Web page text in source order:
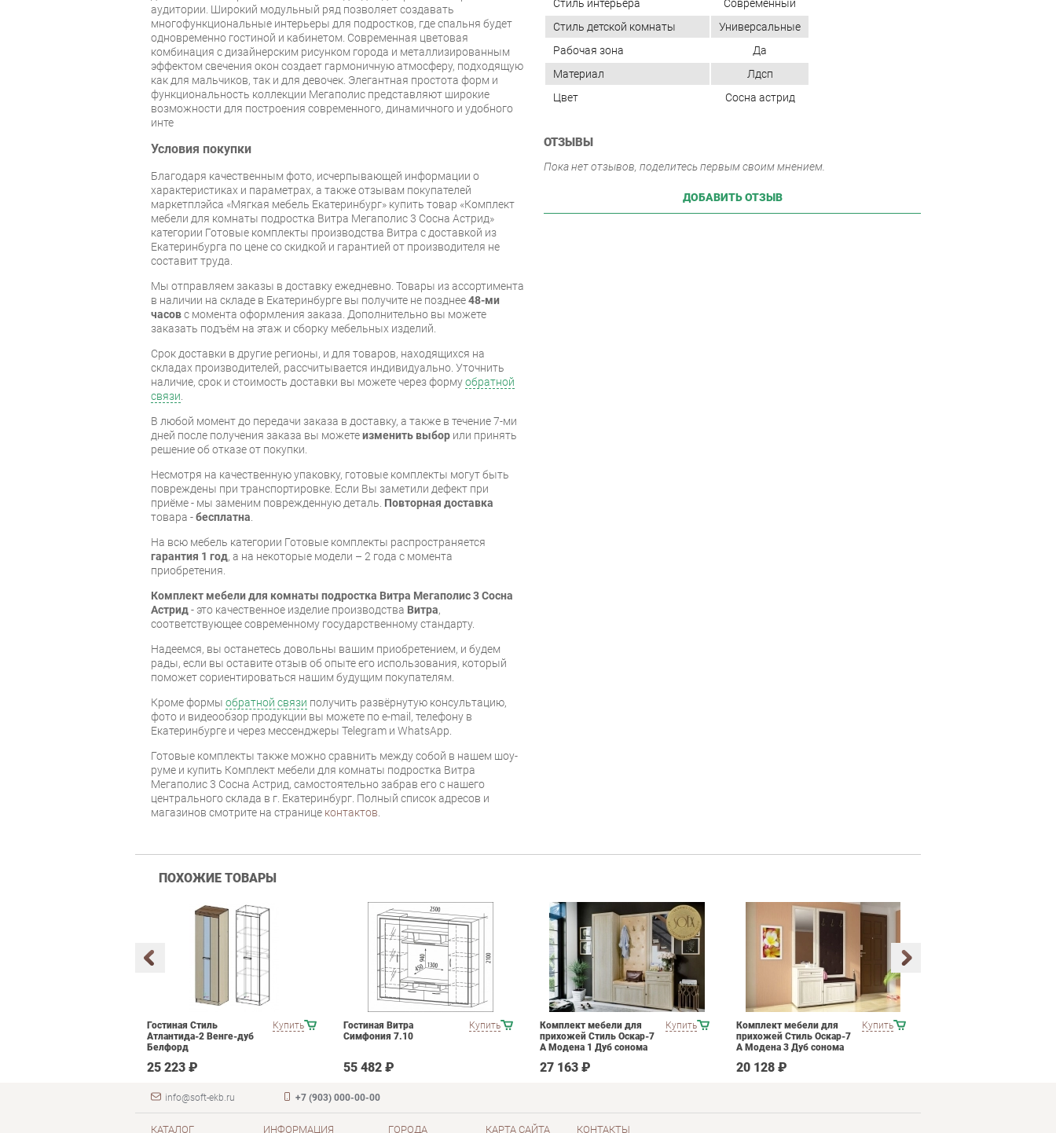
аудитории. Широкий модульный ряд позволяет создавать
многофункциональные интерьеры для подростков, где спальня будет
одновременно гостиной и кабинетом. Современная цветовая
комбинация с дизайнерским рисунком города и металлизированным
эффектом свечения окон создает гармоничную атмосферу, подходящую
как для мальчиков, так и для девочек. Элегантная простота форм и
функциональность коллекции Мегаполис представляют широкие
возможности для построения современного, динамичного и удобного
инте
Условия покупки
Благодаря качественным фото, исчерпывающей информации о
характеристиках и параметрах, а также отзывам покупателей
маркетплэйса «Мягкая мебель Екатеринбург» купить товар «Комплект
мебели для комнаты подростка Витра Мегаполис 3 Сосна Астрид»
категории Готовые комплекты производства Витра с доставкой из
Екатеринбурга по цене со скидкой и гарантией от производителя не
составит труда.
Мы отправляем заказы в доставку ежедневно. Товары из ассортимента
в наличии на складе в Екатеринбурге вы получите не позднее48-ми
часовс момента оформления заказа. Дополнительно вы можете
заказать подъём на этаж и сборку мебельных изделий.
Срок доставки в другие регионы, и для товаров, находящихся на
складах производителей, рассчитывается индивидуально. Уточнить
наличие, срок и стоимость доставки вы можете через формуобратной
связи.
В любой момент до передачи заказа в доставку, а также в течение 7-ми
дней после получения заказа вы можетеизменить выбор или принять
решение об отказе от покупки.
Несмотря на качественную упаковку, готовые комплекты могут быть
повреждены при транспортировке. Если Вы заметили дефект при
приёме - мы заменим поврежденную деталь. Повторная доставка
товара -бесплатна.
На всю мебель категории Готовые комплекты распространяется
гарантия 1 год, а на некоторые модели – 2 года с момента
приобретения.
Комплект мебели для комнаты подростка Витра Мегаполис 3 Сосна
Астрид- это качественное изделие производства Витра,
соответствующее современному государственному стандарту.
Надеемся, вы останетесь довольны вашим приобретением, и будем
рады, если вы оставите отзыв об опыте его использования, который
поможет сориентироваться нашим будущим покупателям.
Кроме формы обратной связи получить развёрнутую консультацию,
фото и видеообзор продукции вы можете по e-mail, телефону в
Екатеринбурге и через мессенджеры Telegram и WhatsApp.
Готовые комплекты также можно сравнить между собой в нашем шоу-
руме и купить Комплект мебели для комнаты подростка Витра
Мегаполис 3 Сосна Астрид, самостоятельно забрав его с нашего
центрального склада в г. Екатеринбург. Полный список адресов и
магазинов смотрите на странице контактов.
Стиль интерьера
Современный
Стиль детской комнаты
Универсальные
Рабочая зона
Да
Материал
Лдсп
Цвет
Сосна астрид
ОТЗЫВЫ
Пока нет отзывов, поделитесь первым своим мнением.
ДОБАВИТЬ ОТЗЫВ
ПОХОЖИЕ ТОВАРЫ
Купить
Гостиная Стиль
Атлантида-2 Венге-дуб
Белфорд
25 223 ₽
Купить
Гостиная Витра
Симфония 7.10
55 482 ₽
Купить
Комплект мебели для
прихожей Стиль Оскар-7
А Модена 1 Дуб сонома
27 163 ₽
Купить
Комплект мебели для
прихожей Стиль Оскар-7
А Модена 3 Дуб сонома
20 128 ₽
info@soft-ekb.ru +7 (903) 000-00-00
КАТАЛОГ ИНФОРМАЦИЯ ГОРОДА КАРТА САЙТА КОНТАКТЫ